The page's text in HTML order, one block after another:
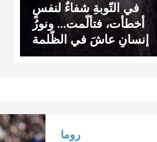
في التّوبةِ شفاءٌ لنفسٍ
أخطأت، فتألّمت… ونورُ
إنسانٍ عاشَ في الظّلمة
روما